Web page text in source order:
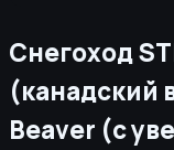
Снегоход
(канадский
Beaver (с